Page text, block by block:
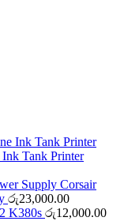
Tank Printer
Corsair
රු23,000.00
K380s රු12,000.00